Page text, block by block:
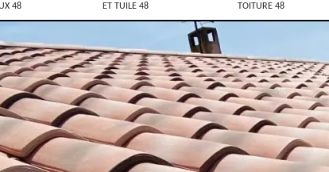
48
ET TUILE 48
TOITURE 48